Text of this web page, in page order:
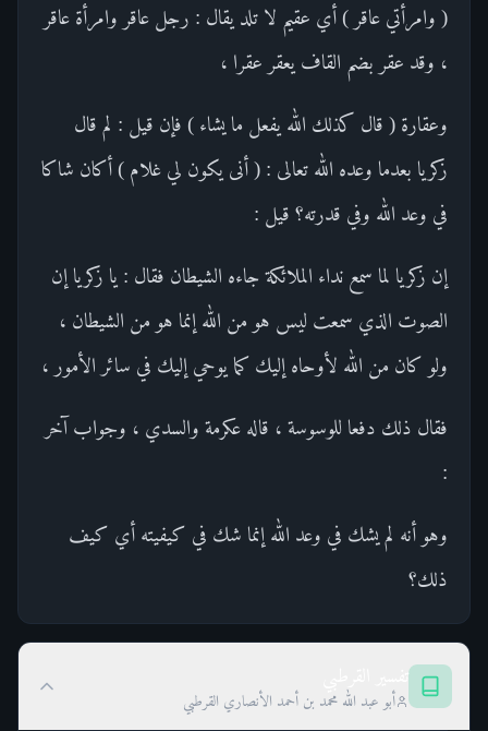
( وامرأتي عاقر ) أي عقيم لا تلد يقال : رجل عاقر وامرأة عاقر
، وقد عقر بضم القاف يعقر عقرا ،
وعقارة ( قال كذلك الله يفعل ما يشاء ) فإن قيل : لم قال
زكريا بعدما وعده الله تعالى : ( أنى يكون لي غلام ) أكان شاكا
في وعد الله وفي قدرته؟ قيل :
إن زكريا لما سمع نداء الملائكة جاءه الشيطان فقال : يا زكريا إن
الصوت الذي سمعت ليس هو من الله إنما هو من الشيطان ،
ولو كان من الله لأوحاه إليك كما يوحي إليك في سائر الأمور ،
فقال ذلك دفعا للوسوسة ، قاله عكرمة والسدي ، وجواب آخر
:
وهو أنه لم يشك في وعد الله إنما شك في كيفيته أي كيف
ذلك؟
أبو عبد الله محمد بن أحمد الأنصاري القرطبي